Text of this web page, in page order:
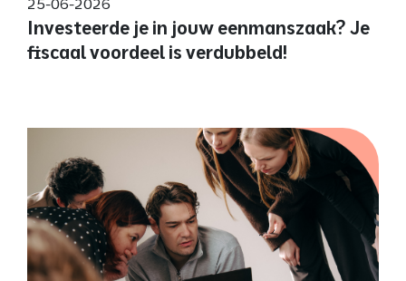
25-06-2026
Investeerde je in jouw eenmanszaak? Je
fiscaal voordeel is verdubbeld!